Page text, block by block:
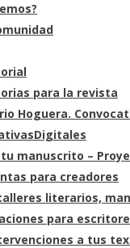
para la revista
Hoguera.
tu manuscrito –
para creadores
literarios,
para
a tus